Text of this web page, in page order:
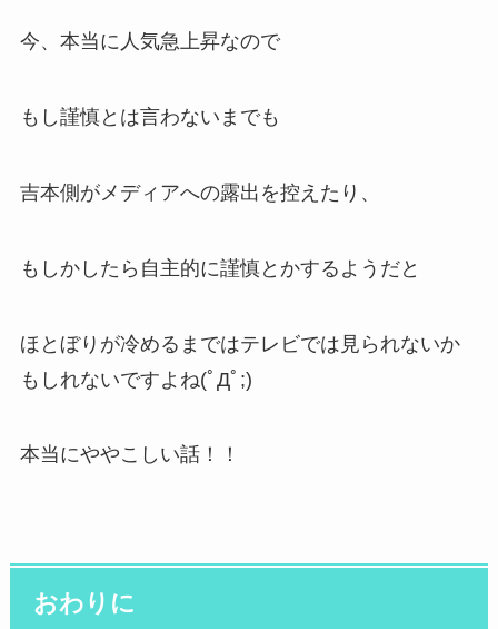
今、本当に人気急上昇なので
もし謹慎とは言わないまでも
吉本側がメディアへの露出を控えたり、
もしかしたら自主的に謹慎とかするようだと
ほとぼりが冷めるまではテレビでは見られないか
もしれないですよね(ﾟДﾟ;)
本当にややこしい話！！
おわりに